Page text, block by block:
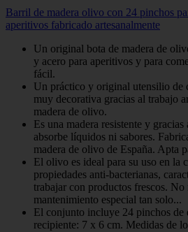
Barril de madera olivo con 24 pinchos
aperitivos fabricado artesanalmente
Un original bota de madera de
y acero para aperitivos y para
fácil.
Un práctico y original utensilio de
muy decorativa gracias al trabajo
madera de olivo.
Es una madera resistente y
absorbe líquidos ni sabores.
madera de olivo de España. Apta
El olivo es ideal para su uso en la
propiedades anti-bacterianas,
trabajar con productos frescos.
mantenimiento especial tan solo...
El conjunto incluye 24 pinchos de
recipiente: 7 x 6 cm. Medidas de